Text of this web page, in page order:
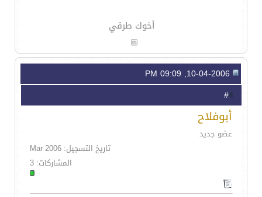
أخوك طرقي
4
أبوفلاح
عضو جديد
تاريخ التسجيل: Mar 2006
المشاركات: 3